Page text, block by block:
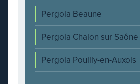
Pergola Beaune
Pergola Chalon sur Saône
Pergola Pouilly-en-Auxois